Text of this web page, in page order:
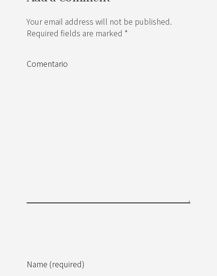
Your email address will not be published.
Required fields are marked *
Name (required)
Comentario